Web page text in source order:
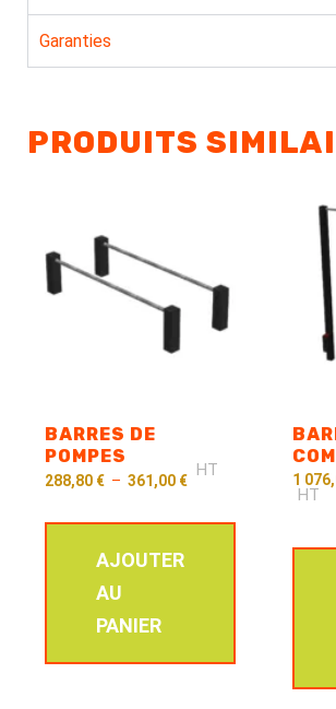
Garanties
PRODUITS
BARRES DE
POMPES
288,80 € – 361,00 €
HT
AJOUTER
AU
PANIER
1
HT